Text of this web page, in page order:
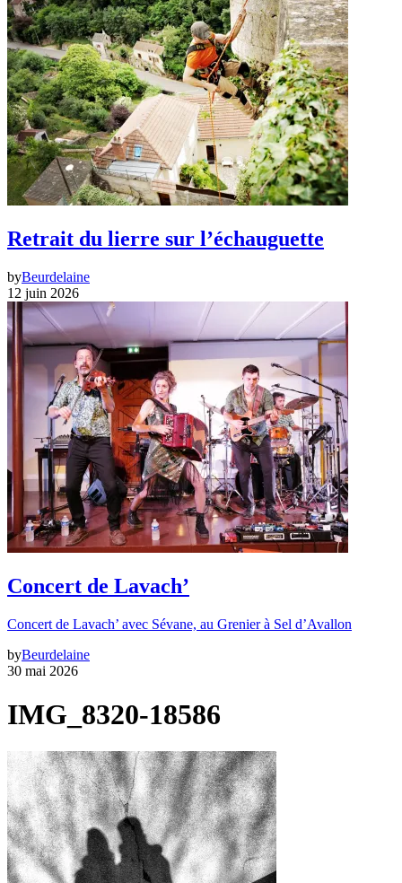
Retrait du lierre sur l’échauguette
byBeurdelaine
12 juin 2026
Concert de Lavach’
Concert de Lavach’ avec Sévane, au Grenier à Sel d’Avallon
byBeurdelaine
30 mai 2026
IMG_8320-18586